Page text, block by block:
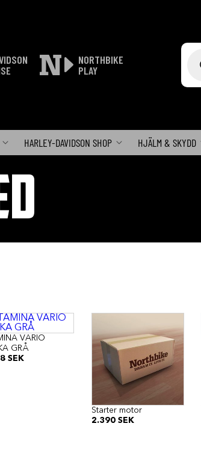
NORTHBIKE
PLAY
HARLEY-DAVIDSON SHOP HJÄLM & SKYDD
VARIO
GRÅ
SEK
Starter motor
2.390 SEK